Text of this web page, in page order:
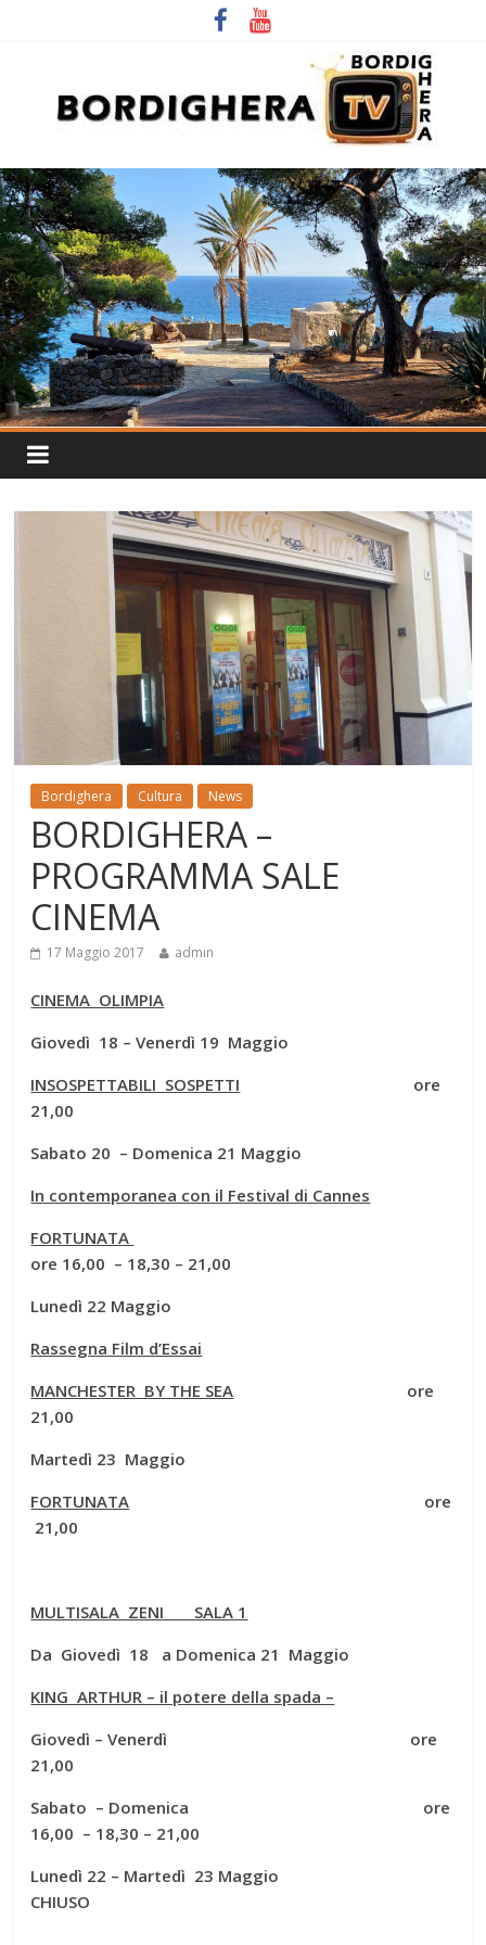
Bordighera Cultura News
BORDIGHERA –
PROGRAMMA SALE
CINEMA
17 Maggio 2017 admin
CINEMA OLIMPIA
Giovedì 18 – Venerdì 19 Maggio
INSOSPETTABILI SOSPETTI ore
21,00
Sabato 20 – Domenica 21 Maggio
In contemporanea con il Festival di Cannes
FORTUNATA
ore 16,00 – 18,30 – 21,00
Lunedì 22 Maggio
Rassegna Film d’Essai
MANCHESTER BY THE SEA ore
21,00
Martedì 23 Maggio
FORTUNATA ore
21,00
MULTISALA ZENI SALA 1
Da Giovedì 18 a Domenica 21 Maggio
KING ARTHUR – il potere della spada –
Giovedì – Venerdì ore
21,00
Sabato – Domenica ore
16,00 – 18,30 – 21,00
Lunedì 22 – Martedì 23 Maggio
CHIUSO